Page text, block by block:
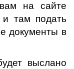
на сайте
там подать
документы в
выслано